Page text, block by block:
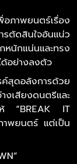
ภาพยนตร์เรื่อง
ตัดสินใจอันแน่ว
นักแน่นและทรง
ด้อย่างลงตัว
สุดอลังการด้วย
เสียงดนตรีและ
ห้ “BREAK IT
าพยนตร์ แต่เป็น